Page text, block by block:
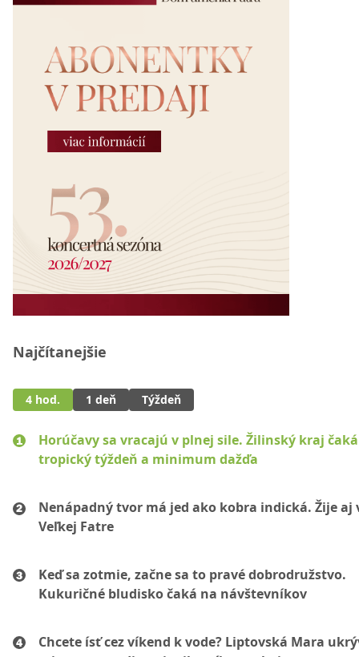
Najčítanejšie
4 hod. 1 deň Týždeň
Horúčavy sa vracajú v plnej sile. Žilinský kraj čaká
tropický týždeň a minimum dažďa
Nenápadný tvor má jed ako kobra indická. Žije aj
Veľkej Fatre
Keď sa zotmie, začne sa to pravé dobrodružstvo.
Kukuričné bludisko čaká na návštevníkov
Chcete ísť cez víkend k vode? Liptovská Mara